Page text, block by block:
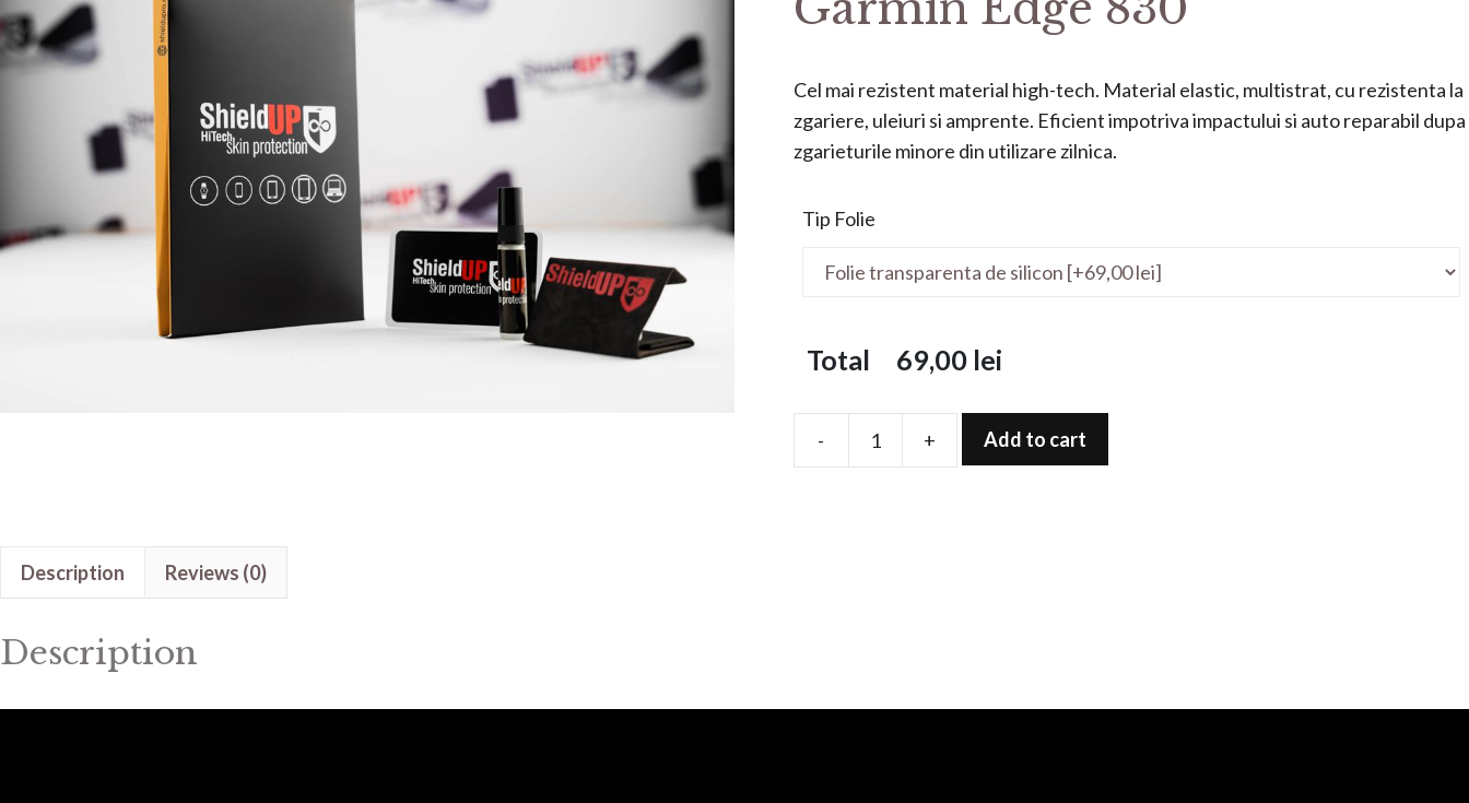
Cel mai rezistent material high-tech. Material elastic, multistrat, cu rezistenta la
zgariere, uleiuri si amprente. Eficient impotriva impactului si auto reparabil dupa
zgarieturile minore din utilizare zilnica.
Tip Folie
Total 69,00lei
- + Add to cart
Description Reviews (0)
Description